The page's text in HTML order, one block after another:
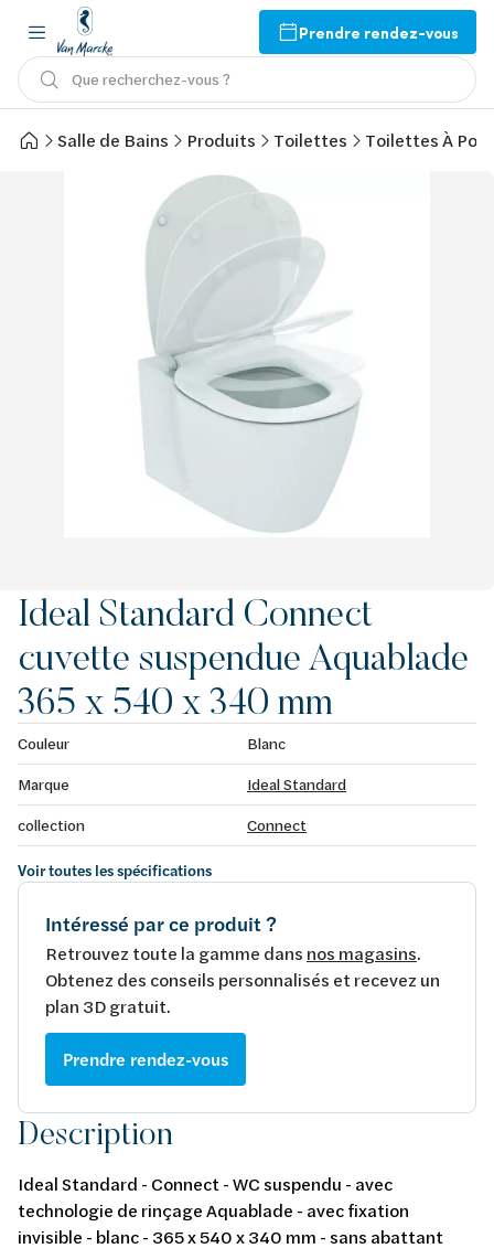
Prendre rendez-vous
Que recherchez-vous ?
Salle de Bains Produits Toilettes Toilettes À
Ideal Standard Connect
cuvette suspendue Aquablade
365 x 540 x 340 mm
Couleur
Blanc
Marque
Ideal Standard
collection
Connect
Voir toutes les spécifications
Intéressé par ce produit ?
Retrouvez toute la gamme dans nos magasins.
Obtenez des conseils personnalisés et recevez un
plan 3D gratuit.
Prendre rendez-vous
Description
Ideal Standard - Connect - WC suspendu - avec
technologie de rinçage Aquablade - avec fixation
invisible - blanc - 365 x 540 x 340 mm - sans abattant